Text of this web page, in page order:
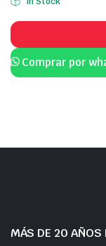
Comprar por
MÁS DE 20 AÑOS